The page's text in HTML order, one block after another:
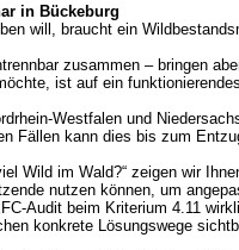
in Bückeburg
will, braucht ein
zusammen – bringen
ist auf ein
Westfalen und
Fällen kann dies bis zum
Wild im Wald?“ zeigen wir
nutzen können, um
beim Kriterium 4.11
konkrete Lösungswege